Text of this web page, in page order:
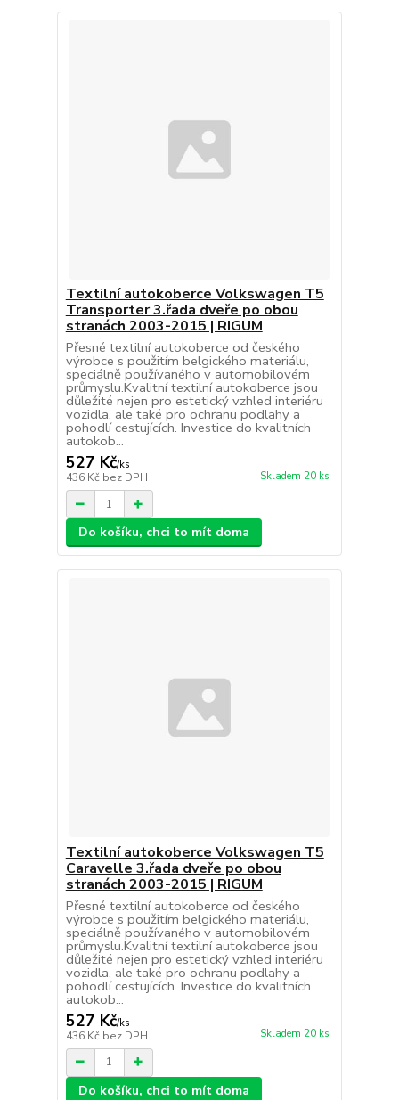
Textilní autokoberce Volkswagen T5
Transporter 3.řada dveře po obou
stranách 2003-2015 | RIGUM
Přesné textilní autokoberce od českého
výrobce s použitím belgického materiálu,
speciálně používaného v automobilovém
průmyslu.Kvalitní textilní autokoberce jsou
důležité nejen pro estetický vzhled interiéru
vozidla, ale také pro ochranu podlahy a
pohodlí cestujících. Investice do kvalitních
autokob...
527 Kč/ks
436 Kč bez DPH Skladem 20 ks
Do košíku, chci to mít doma
Textilní autokoberce Volkswagen T5
Caravelle 3.řada dveře po obou
stranách 2003-2015 | RIGUM
Přesné textilní autokoberce od českého
výrobce s použitím belgického materiálu,
speciálně používaného v automobilovém
průmyslu.Kvalitní textilní autokoberce jsou
důležité nejen pro estetický vzhled interiéru
vozidla, ale také pro ochranu podlahy a
pohodlí cestujících. Investice do kvalitních
autokob...
527 Kč/ks
436 Kč bez DPH Skladem 20 ks
Do košíku, chci to mít doma